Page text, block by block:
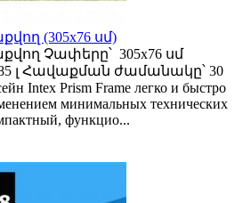
(305х76 սմ)
Չափերը՝ 305x76 սմ
լ Հավաքման ժամանակը՝ 30
Intex Prism Frame легко и быстро
минимальных технических
функцио...